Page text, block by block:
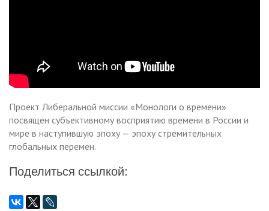
Проект Либеральной миссии «Монологи о времени»
посвящен субъективному восприятию времени в России и
мире в наступившую эпоху — эпоху стремительных
глобальных перемен.
Поделиться ссылкой: